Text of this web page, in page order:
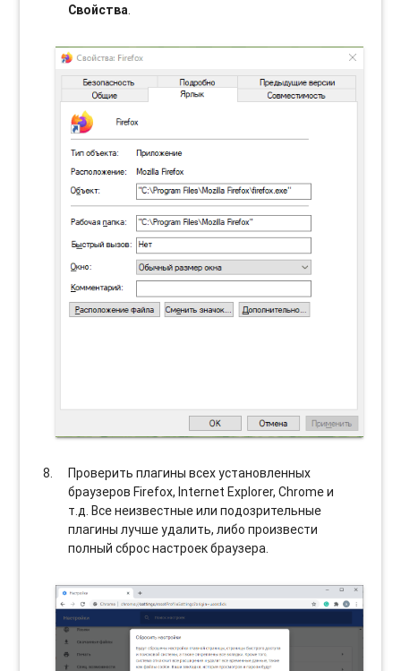
Свойства.
Проверить плагины всех установленных
браузеров Firefox, Internet Explorer, Chrome и
т.д. Все неизвестные или подозрительные
плагины лучше удалить, либо произвести
полный сброс настроек браузера.